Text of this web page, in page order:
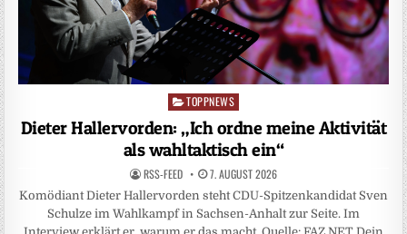
Posted
TOPPNEWS
Dieter Hallervorden: „Ich ordne meine Aktivität
als wahltaktisch ein“
RSS-FEED 7. AUGUST 2026
Komödiant Dieter Hallervorden steht CDU-Spitzenkandidat Sven
Schulze im Wahlkampf in Sachsen-Anhalt zur Seite. Im